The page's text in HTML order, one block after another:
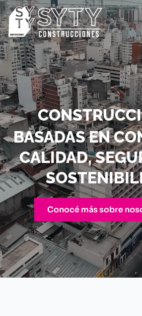
Saltar
al
contenido
BASADAS EN
CALIDAD,
Conocé más sobre